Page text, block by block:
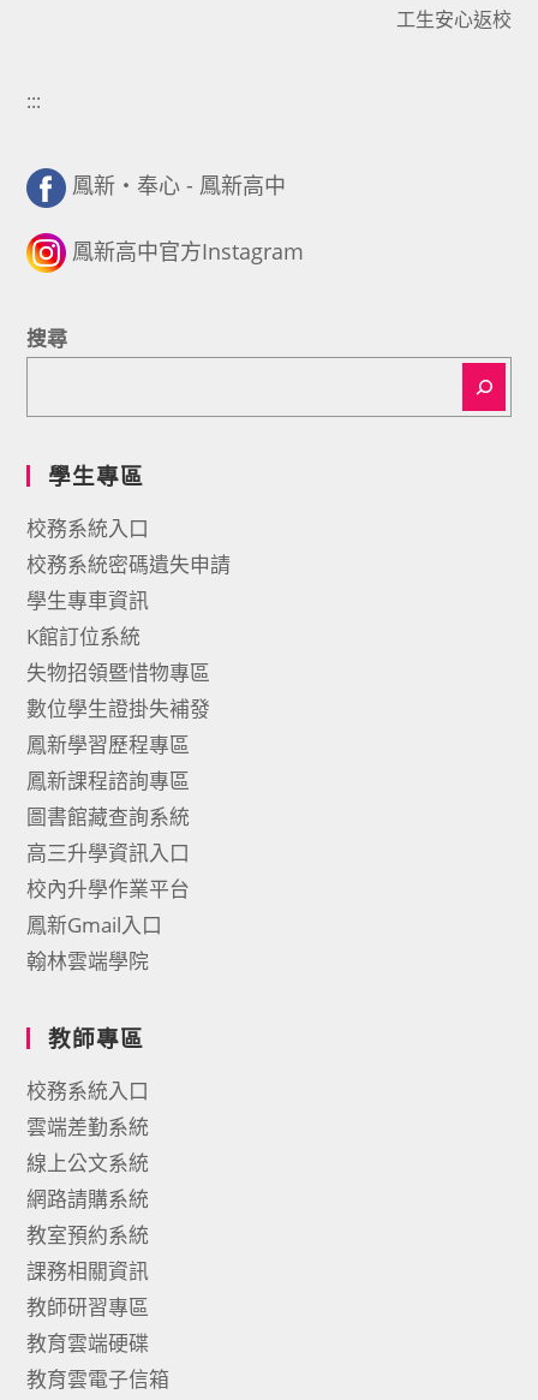
工生安心返校
:::
鳳新・奉心 - 鳳新高中
鳳新高中官方Instagram
搜尋
學生專區
校務系統入口
校務系統密碼遺失申請
學生專車資訊
K館訂位系統
失物招領暨惜物專區
數位學生證掛失補發
鳳新學習歷程專區
鳳新課程諮詢專區
圖書館藏查詢系統
高三升學資訊入口
校內升學作業平台
鳳新Gmail入口
翰林雲端學院
教師專區
校務系統入口
雲端差勤系統
線上公文系統
網路請購系統
教室預約系統
課務相關資訊
教師研習專區
教育雲端硬碟
教育雲電子信箱